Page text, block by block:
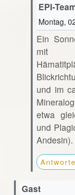
EPI-
Montag,
Ein
mit
und im
etwa
und
Andesin).
Gast